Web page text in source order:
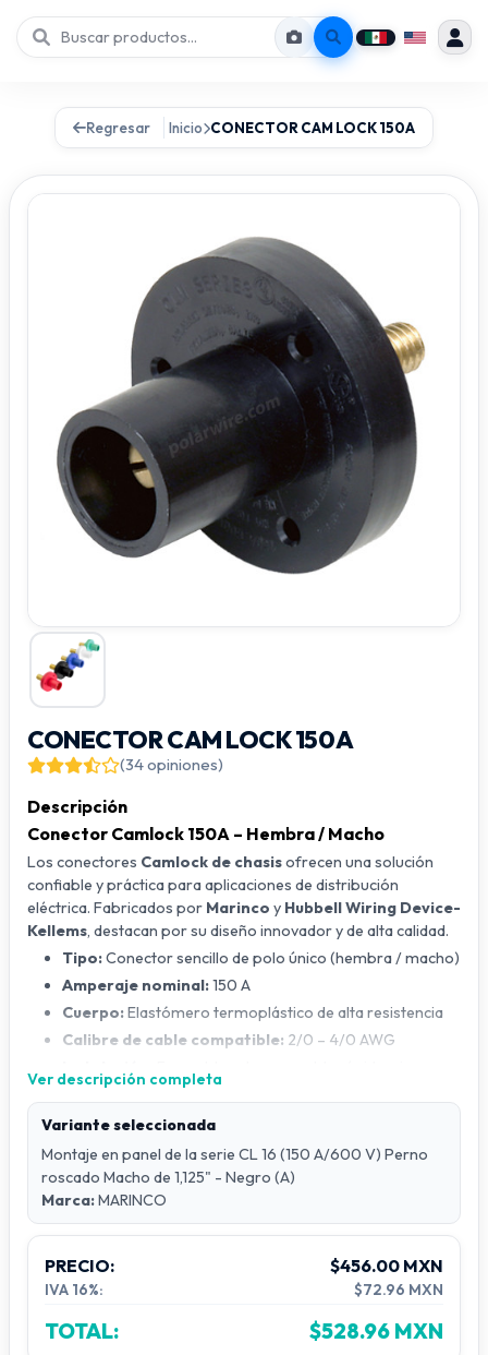
Regresar Inicio CONECTOR CAM LOCK 150A
CONECTOR CAM LOCK 150A
(34 opiniones)
Descripción
Conector Camlock 150A – Hembra / Macho
Los conectores Camlock de chasisofrecen una solución
confiable y práctica para aplicaciones de distribución
eléctrica. Fabricados por Marinco y Hubbell Wiring Device-
Kellems, destacan por su diseño innovador y de alta calidad.
Tipo:Conector sencillo de polo único (hembra / macho)
Amperaje nominal:150 A
Cuerpo:Elastómero termoplástico de alta resistencia
Calibre de cable compatible: 2/0 – 4/0 AWG
necesidad de herramientas
Sistema de retención:
Certificaciones:Listado UL y cUL
Estos conectores están diseñados para brindar máxima
seguridad y facilidad de uso en aplicaciones de energía
temporal, escenarios, plantas industriales y sistemas de
distribución eléctrica.
Ver descripción completa
Variante seleccionada
Montaje en panel de la serie CL 16 (150 A/600 V) Perno
roscado Macho de 1,125" - Negro (A)
Marca:MARINCO
PRECIO: $456.00 MXN
IVA 16%: $72.96 MXN
TOTAL: $528.96 MXN